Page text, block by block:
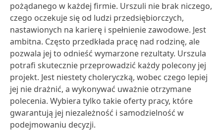
pożądanego w każdej firmie. Urszuli nie brak niczego,
czego oczekuje się od ludzi przedsiębiorczych,
nastawionych na karierę i spełnienie zawodowe. Jest
ambitna. Często przedkłada pracę nad rodzinę, ale
pozwala jej to odnieść wymarzone rezultaty. Urszula
potrafi skutecznie przeprowadzić każdy polecony jej
projekt. Jest niestety choleryczką, wobec czego lepiej
jej nie drażnić, a wykonywać uważnie otrzymane
polecenia. Wybiera tylko takie oferty pracy, które
gwarantują jej niezależność i samodzielność w
podejmowaniu decyzji.